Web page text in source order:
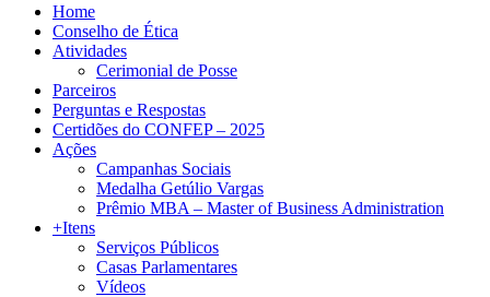
Home
Conselho de Ética
Atividades
Cerimonial de Posse
Parceiros
Perguntas e Respostas
Certidões do CONFEP – 2025
Ações
Campanhas Sociais
Medalha Getúlio Vargas
Prêmio MBA – Master of Business Administration
+Itens
Serviços Públicos
Casas Parlamentares
Vídeos